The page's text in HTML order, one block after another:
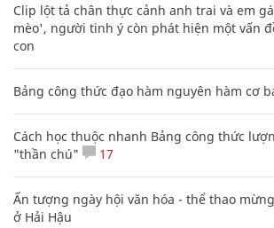
Clip lột tả chân thực cảnh anh trai và em
mèo', người tinh ý còn phát hiện một vấn
con
Bảng công thức đạo hàm nguyên hàm cơ
Cách học thuộc nhanh Bảng công thức
"thần chú"
17
Ấn tượng ngày hội văn hóa - thể thao
ở Hải Hậu